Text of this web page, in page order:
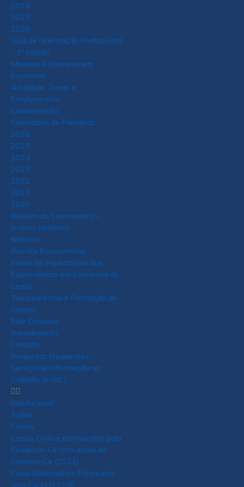
2023
2025
2026
Guia de Orientação Profissional
– 2ª Edição
Mestres e Doutores em
Economia
Anuidade, Taxas e
Emolumentos
Comunicação
Calendário de Plenárias
2026
2025
2024
2023
2022
2021
2020
Boletim do Economista –
Acervo Histórico
Notícias
Revista Economistas
Índice de Expectativa dos
Especialistas em Economia do
Ceará
Transparência e Prestação de
Contas
Fale Conosco
Atendimento
Contato
Perguntas Frequentes
Serviço de Informação ao
Cidadão (e-SIC)
Institucional
Ações
Cursos
Cursos Online promovidos pelo
Sindecon-Ce com apoio do
Corecon-Ce (2021)
Curso Matemática Financeira
com Excel (2019)